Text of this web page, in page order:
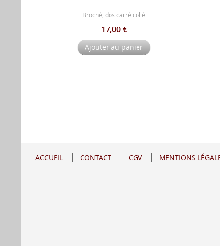
Broché, dos carré collé
17,00 €
Ajouter au panier
ACCUEIL CONTACT CGV MENTIONS